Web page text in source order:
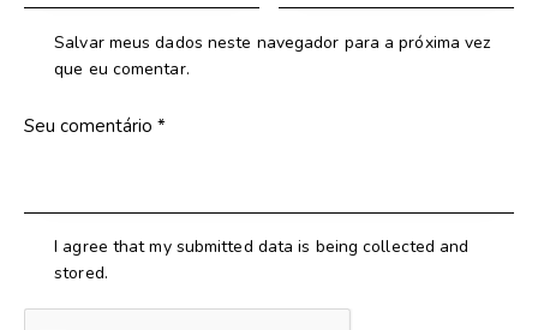
Salvar meus dados neste navegador para a próxima vez
que eu comentar.
I agree that my submitted data is being collected and
stored.